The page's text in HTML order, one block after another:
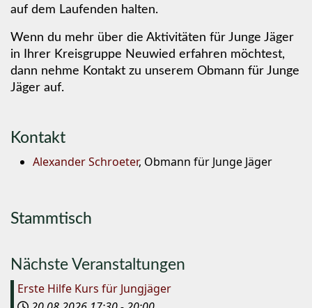
auf dem Laufenden halten.
Wenn du mehr über die Aktivitäten für Junge Jäger
in Ihrer Kreisgruppe Neuwied erfahren möchtest,
dann nehme Kontakt zu unserem Obmann für Junge
Jäger auf.
Kontakt
Alexander Schroeter, Obmann für Junge Jäger
Stammtisch
Nächste Veranstaltungen
Erste Hilfe Kurs für Jungjäger